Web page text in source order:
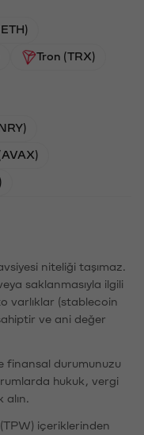
Tron (TRX)
niteliği taşımaz.
saklanmasıyla ilgili
varlıklar (stablecoin
ve ani değer
finansal durumunuzu
hukuk, vergi
alın.
içeriklerinden